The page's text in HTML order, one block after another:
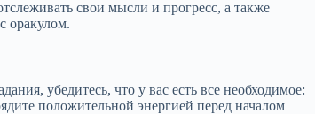
свои мысли и прогресс, а также
оракулом.
убедитесь, что у вас есть все необходимое:
положительной энергией перед началом